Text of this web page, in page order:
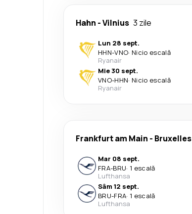
Hahn -Vilnius 3 zile
Lun 28 sept.
HHN-VNO· Nicio escală
Ryanair
Mie 30 sept.
VNO-HHN· Nicio escală
Ryanair
Frankfurt am Main - Bruxelles
Mar 08 sept.
FRA-BRU· 1 escală
Lufthansa
Sâm 12 sept.
BRU-FRA· 1 escală
Lufthansa